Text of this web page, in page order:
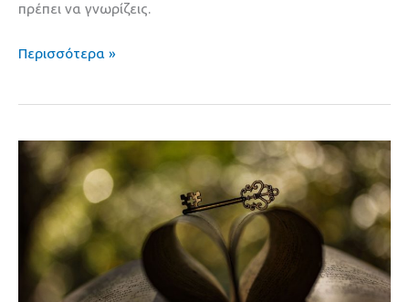
πρέπει να γνωρίζεις.
Περισσότερα »